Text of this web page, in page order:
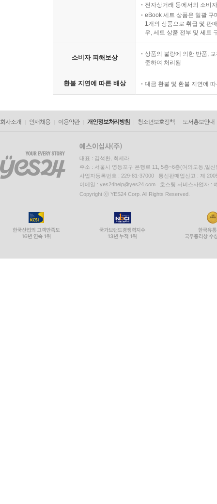
전자상거래 등에서의 소비
eBook 세트 상품은 일괄 구
1개의 상품으로 취급 및 판
우, 세트 상품 전부 및 세트
소비자 피해보상
상품의 불량에 의한 반품,
준하여 처리됨
환불 지연에 따른 배상 대금 환불 및 환불 지연에
회사소개 인재채용 이용약관 개인정보처리방침 청소년보호정책 도서홍보안내
대표 : 김석환, 최세라
주소 : 서울시 영등포구 은행로 11, 5층~6층(여의도동,일신
사업자등록번호 : 229-81-37000 통신판매업신고 : 제
이메일 : yes24help@yes24.com 호스팅 서비스사업자 :
Copyright ⓒ YES24 Corp. All Rights Reserved.